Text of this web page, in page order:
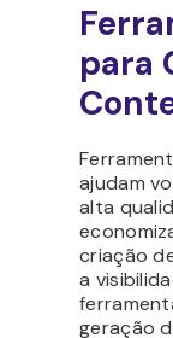
para
ajudam
alta
criação
a
geração